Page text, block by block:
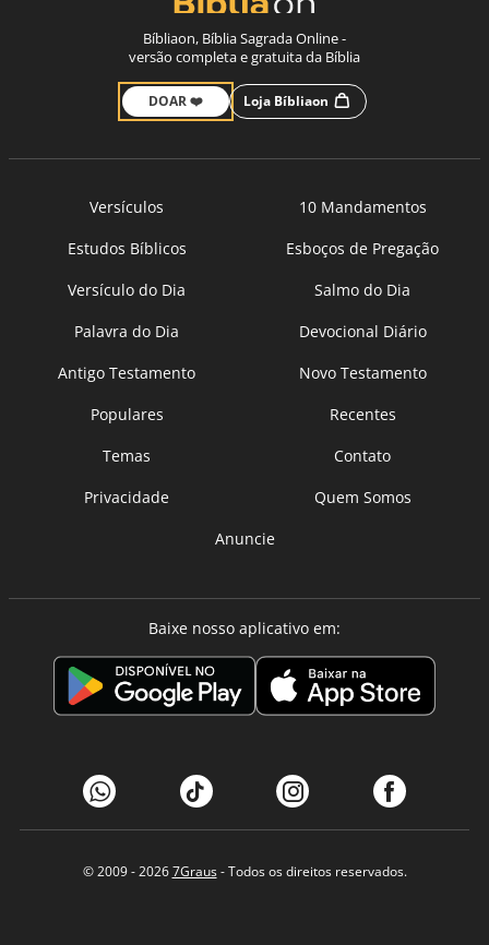
Bíbliaon, Bíblia Sagrada Online -
versão completa e gratuita da Bíblia
DOAR ❤️ Loja Bíbliaon
Versículos
10 Mandamentos
Estudos Bíblicos
Esboços de Pregação
Versículo do Dia
Salmo do Dia
Palavra do Dia
Devocional Diário
Antigo Testamento
Novo Testamento
Populares
Recentes
Temas
Contato
Privacidade
Quem Somos
Anuncie
Baixe nosso aplicativo em:
© 2009 - 20267Graus- Todos os direitos reservados.